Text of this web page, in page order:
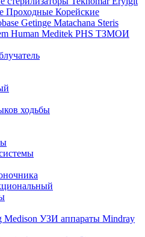
Проходные Корейские
Getinge Matachana Steris
Human Meditek PHS ТЗМОИ
ходьбы
Medison УЗИ аппараты Mindray